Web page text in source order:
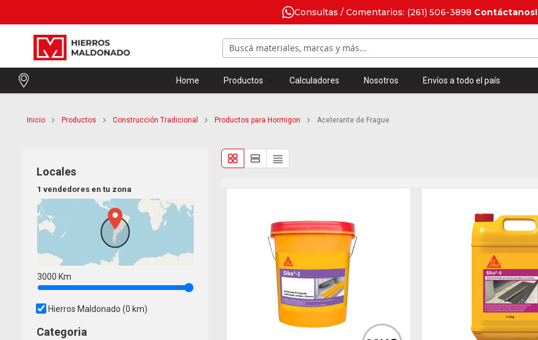
Consultas / Comentarios: (261) 506-3898 Contáctanos!
Home Productos Calculadores Nosotros Envíos a todo el país
Inicio Productos Construcción Tradicional Productos para Hormigon Acelerante de Frague
Locales
1 vendedores en tu zona
3000 Km
Hierros Maldonado (0 km)
Categoria